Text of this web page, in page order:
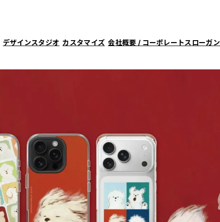
デザインスタジオ カスタマイズ 会社概要 / コーポレートスローガン